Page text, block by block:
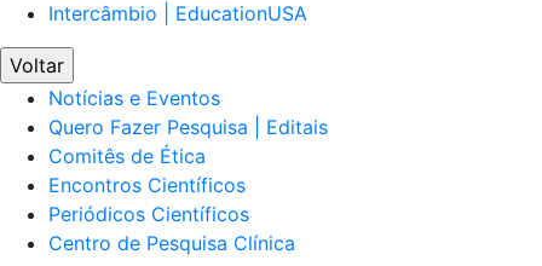
Intercâmbio | EducationUSA
Voltar
Notícias e Eventos
Quero Fazer Pesquisa | Editais
Comitês de Ética
Encontros Científicos
Periódicos Científicos
Centro de Pesquisa Clínica